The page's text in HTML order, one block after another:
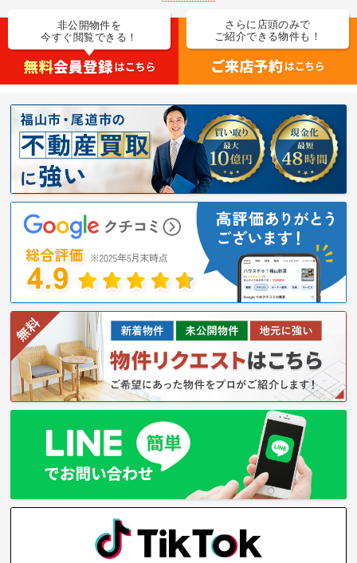
非公開物件を
今すぐ閲覧できる！
さらに店頭のみで
ご紹介できる物件も！